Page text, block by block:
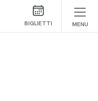
BIGLIETTI MENU